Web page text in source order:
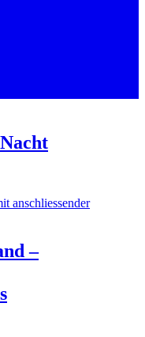
anschliessender
–